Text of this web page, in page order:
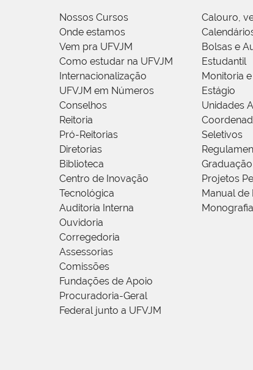
Nossos Cursos
Onde estamos
Vem pra UFVJM
Como estudar na UFVJM
Internacionalização
UFVJM em Números
Conselhos
Reitoria
Pró-Reitorias
Diretorias
Biblioteca
Centro de Inovação
Tecnológica
Auditoria Interna
Ouvidoria
Corregedoria
Assessorias
Comissões
Fundações de Apoio
Procuradoria-Geral
Federal junto a UFVJM
Calouro,
Bolsas e
Estudantil
Monitoria
Estágio
Unidades
Seletivos
Graduação
Projetos
Manual